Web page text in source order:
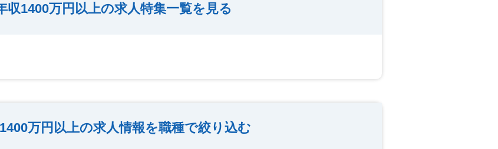
収1400万円以上の求人特集一覧を見る
万円以上の求人情報を職種で絞り込む